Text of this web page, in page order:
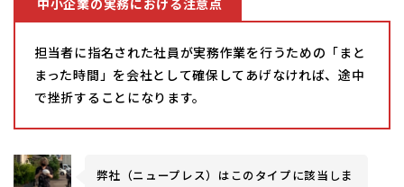
中小企業の実務における注意点
担当者に指名された社員が実務作業を行うための「まと
まった時間」を会社として確保してあげなければ、途中
で挫折することになります。
弊社（ニュープレス）はこのタイプに該当しま